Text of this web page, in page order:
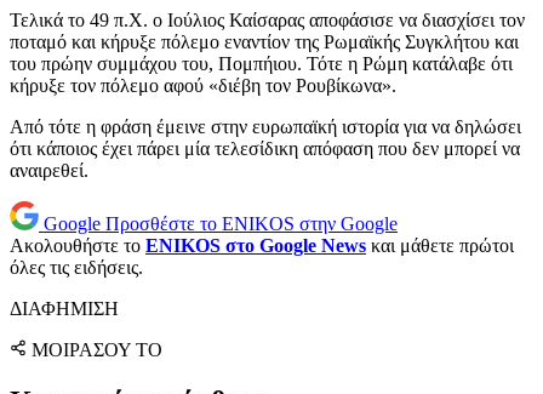
Τελικά το 49 π.Χ. ο Ιούλιος Καίσαρας αποφάσισε να διασχίσει τον
ποταμό και κήρυξε πόλεμο εναντίον της Ρωμαϊκής Συγκλήτου και
του πρώην συμμάχου του, Πομπήιου. Τότε η Ρώμη κατάλαβε ότι
κήρυξε τον πόλεμο αφού «διέβη τον Ρουβίκωνα».
Από τότε η φράση έμεινε στην ευρωπαϊκή ιστορία για να δηλώσει
ότι κάποιος έχει πάρει μία τελεσίδικη απόφαση που δεν μπορεί να
αναιρεθεί.
Google Προσθέστε το ENIKOS στην Google
Ακολουθήστε το ENIKOS στο Google News και μάθετε πρώτοι
όλες τις ειδήσεις.
ΔΙΑΦΗΜΙΣΗ
ΜΟΙΡΑΣΟΥ ΤΟ